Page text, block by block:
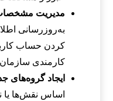
مدیریت
به‌روزرسانی
کردن حساب
کارمندی
ایجاد گروه‌های
اساس نقش‌ها یا